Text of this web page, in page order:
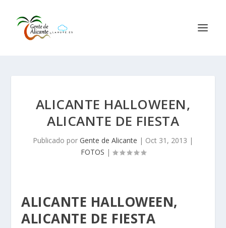
ALICANTE HALLOWEEN,
ALICANTE DE FIESTA
Publicado por Gente de Alicante | Oct 31, 2013 |
FOTOS |
ALICANTE HALLOWEEN,
ALICANTE DE FIESTA